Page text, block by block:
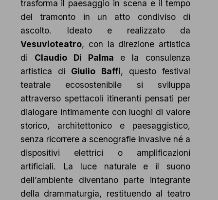
trasforma il paesaggio in scena e il tempo
del tramonto in un atto condiviso di
ascolto. Ideato e realizzato da
Vesuvioteatro, con la direzione artistica
di Claudio Di Palma e la consulenza
artistica di Giulio Baffi, questo festival
teatrale ecosostenibile si sviluppa
attraverso spettacoli itineranti pensati per
dialogare intimamente con luoghi di valore
storico, architettonico e paesaggistico,
senza ricorrere a scenografie invasive né a
dispositivi elettrici o amplificazioni
artificiali. La luce naturale e il suono
dell’ambiente diventano parte integrante
della drammaturgia, restituendo al teatro